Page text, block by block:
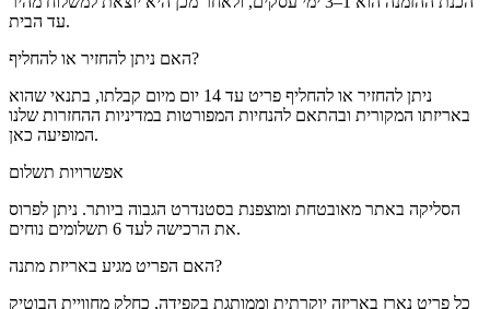
עד הבית.
האם ניתן להחזיר או להחליף?
ניתן להחזיר או להחליף פריט עד 14 יום מיום קבלתו, בתנאי שהוא
באריזתו המקורית ובהתאם להנחיות המפורטות במדיניות ההחזרות שלנו
המופיעה כאן.
אפשרויות תשלום
הסליקה באתר מאובטחת ומוצפנת בסטנדרט הגבוה ביותר. ניתן לפרוס
את הרכישה לעד 6 תשלומים נוחים.
האם הפריט מגיע באריזת מתנה?
כל פריט נארז באריזה יוקרתית וממותגת בקפידה, כחלק מחוויית הבוטיק